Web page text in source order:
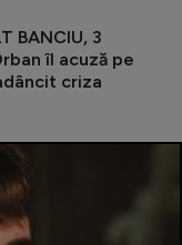
BANCIU, 3
îl acuză pe
criza